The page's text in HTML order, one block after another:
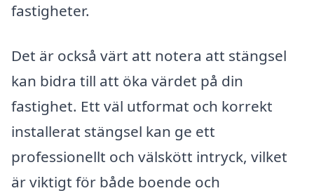
fastigheter.
Det är också värt att notera att stängsel
kan bidra till att öka värdet på din
fastighet. Ett väl utformat och korrekt
installerat stängsel kan ge ett
professionellt och välskött intryck, vilket
är viktigt för både boende och